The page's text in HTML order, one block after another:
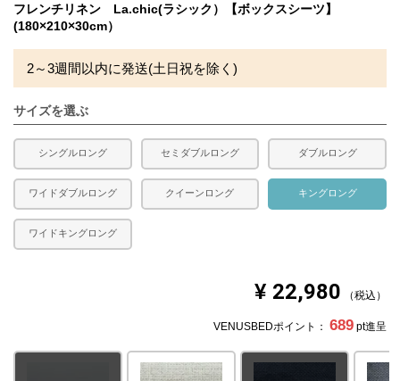
フレンチリネン La.chic(ラシック）【ボックスシーツ】
(180×210×30cm）
2～3週間以内に発送(土日祝を除く)
サイズを選ぶ
シングルロング セミダブルロング ダブルロング
ワイドダブルロング クイーンロング キングロング
ワイドキングロング
¥ 22,980 税込
VENUSBEDポイント： 689 pt進呈